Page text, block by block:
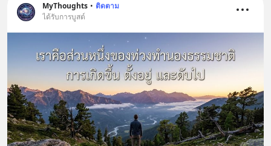
MyThoughts • ติดตาม
ได้รับการบูสต์